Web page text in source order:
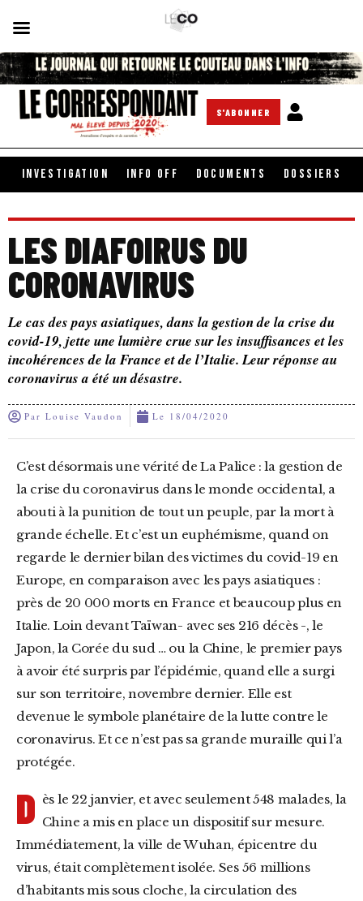
S'ABONNER
INVESTIGATION INFO OFF DOCUMENTS DOSSIERS
LES DIAFOIRUS DU
CORONAVIRUS
Le cas des pays asiatiques, dans la gestion de la crise du
covid-19, jette une lumière crue sur les insuffisances et les
incohérences de la France et de l’Italie. Leur réponse au
coronavirus a été un désastre.
Par Louise Vaudon Le 18/04/2020
C’est désormais une vérité de La Palice : la gestion de
la crise du coronavirus dans le monde occidental, a
abouti à la punition de tout un peuple, par la mort à
grande échelle. Et c’est un euphémisme, quand on
regarde le dernier bilan des victimes du covid-19 en
Europe, en comparaison avec les pays asiatiques :
près de 20 000 morts en France et beaucoup plus en
Italie. Loin devant Taïwan- avec ses 216 décès -, le
Japon, la Corée du sud … ou la Chine, le premier pays
à avoir été surpris par l’épidémie, quand elle a surgi
sur son territoire, novembre dernier. Elle est
devenue le symbole planétaire de la lutte contre le
coronavirus. Et ce n’est pas sa grande muraille qui l’a
protégée.
D ès le 22 janvier, et avec seulement 548 malades, la
Chine a mis en place un dispositif sur mesure.
Immédiatement, la ville de Wuhan, épicentre du
virus, était complètement isolée. Ses 56 millions
d’habitants mis sous cloche, la circulation des